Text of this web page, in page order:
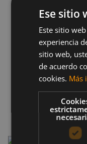
y los
haciendo
desde los
Dobla los
a los
pecho
Empuja
de 8 a 12
Ese sitio
Este sitio
experiencia
sitio web,
de acuerdo
cookies. Más